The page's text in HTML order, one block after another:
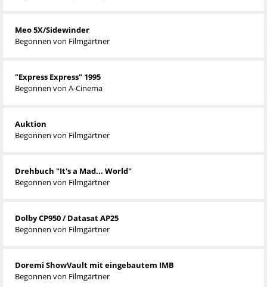
Meo 5X/Sidewinder
Begonnen von Filmgärtner
"Express Express" 1995
Begonnen von A-Cinema
Auktion
Begonnen von Filmgärtner
Drehbuch "It's a Mad... World"
Begonnen von Filmgärtner
Dolby CP950 / Datasat AP25
Begonnen von Filmgärtner
Doremi ShowVault mit eingebautem IMB
Begonnen von Filmgärtner